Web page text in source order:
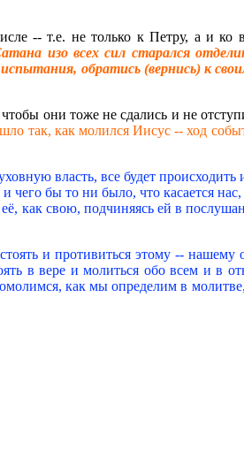
-- т.е. не только к Петру, а и
изо всех сил старался
обратись (вернись) к
они тоже не сдались и не
так, как молился Иисус -- ход
власть, все будет
бы то ни было, что касается
как свою, подчиняясь ей в
и противиться этому -- нашему
в вере и молиться обо всем и в
как мы определим в